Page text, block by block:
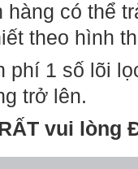
hàng có thể
theo hình
phí 1 số lõi
trở lên.
vui lòng